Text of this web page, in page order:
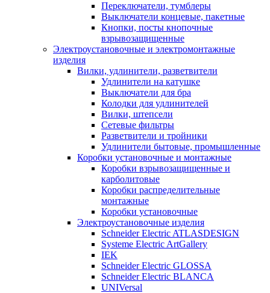
Переключатели, тумблеры
Выключатели концевые, пакетные
Кнопки, посты кнопочные
взрывозащищенные
Электроустановочные и электромонтажные
изделия
Вилки, удлинители, разветвители
Удлинители на катушке
Выключатели для бра
Колодки для удлинителей
Вилки, штепсели
Сетевые фильтры
Разветвители и тройники
Удлинители бытовые, промышленные
Коробки установочные и монтажные
Коробки взрывозащищенные и
карболитовые
Коробки распределительные
монтажные
Коробки установочные
Электроустановочные изделия
Schneider Electric ATLASDESIGN
Systeme Electric ArtGallery
IEK
Schneider Electric GLOSSA
Schneider Electric BLANCA
UNIVersal